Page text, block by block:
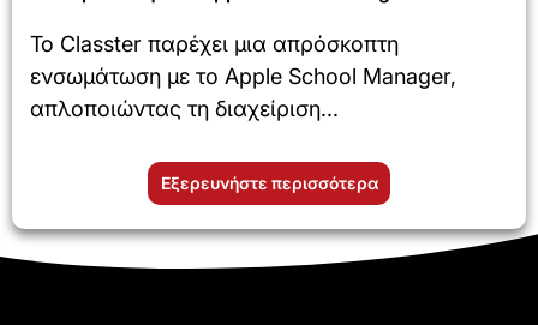
Το Classter παρέχει μια απρόσκοπτη
ενσωμάτωση με το Apple School Manager,
απλοποιώντας τη διαχείριση...
Εξερευνήστε περισσότερα